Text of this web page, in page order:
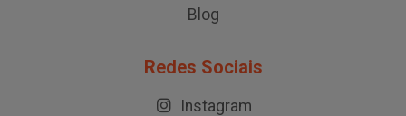
Blog
Redes Sociais
Instagram